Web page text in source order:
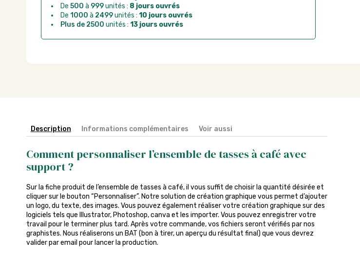
De 500 à 999unités : 8 jours ouvrés
De 1000 à 2499unités : 10 jours ouvrés
Plus de 2500 unités : 13 jours ouvrés
Description Informations complémentaires Voir aussi
Comment personnaliser l’ensemble de tasses à café avec
support ?
Sur la fiche produit de l’ensemble de tasses à café, il vous suffit de choisir la quantité désirée et
cliquer sur le bouton “Personnaliser”. Notre solution de création graphique vous permet d’ajouter
un logo, du texte, des images. Vous pouvez également réaliser votre création graphique sur des
logiciels tels que Illustrator, Photoshop, canva et les importer. Vous pouvez enregistrer votre
travail pour le terminer plus tard. Après votre commande, vos fichiers seront vérifiés par nos
graphistes. Nous réaliserons un BAT (bon à tirer, un aperçu du résultat final) que vous devrez
valider par email pour lancer la production.